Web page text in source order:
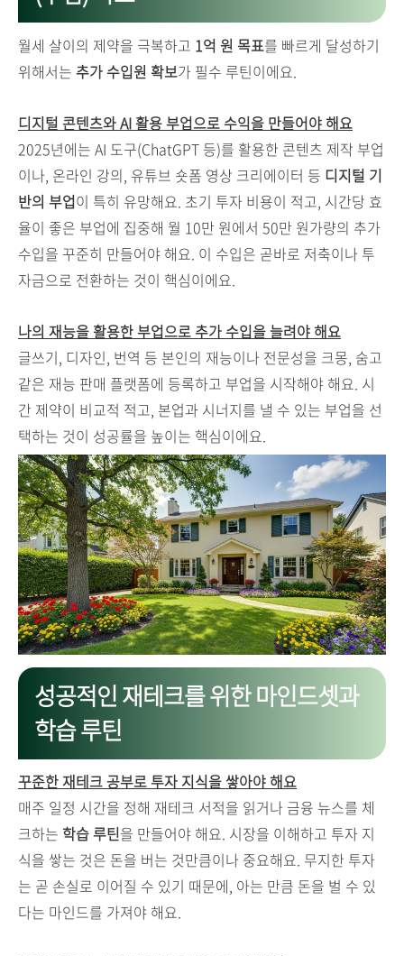
월세 살이의 제약을 극복하고 1억 원 목표를 빠르게 달성하기
위해서는 추가 수입원 확보가 필수 루틴이에요.
디지털 콘텐츠와 AI 활용 부업으로 수익을 만들어야 해요
2025년에는 AI 도구(ChatGPT 등)를 활용한 콘텐츠 제작 부업
이나, 온라인 강의, 유튜브 숏폼 영상 크리에이터 등 디지털 기
반의 부업이 특히 유망해요. 초기 투자 비용이 적고, 시간당 효
율이 좋은 부업에 집중해 월 10만 원에서 50만 원가량의 추가
수입을 꾸준히 만들어야 해요. 이 수입은 곧바로 저축이나 투
자금으로 전환하는 것이 핵심이에요.
나의 재능을 활용한 부업으로 추가 수입을 늘려야 해요
글쓰기, 디자인, 번역 등 본인의 재능이나 전문성을 크몽, 숨고
같은 재능 판매 플랫폼에 등록하고 부업을 시작해야 해요. 시
간 제약이 비교적 적고, 본업과 시너지를 낼 수 있는 부업을 선
택하는 것이 성공률을 높이는 핵심이에요.
성공적인 재테크를 위한 마인드셋과
학습 루틴
꾸준한 재테크 공부로 투자 지식을 쌓아야 해요
매주 일정 시간을 정해 재테크 서적을 읽거나 금융 뉴스를 체
크하는 학습 루틴을 만들어야 해요. 시장을 이해하고 투자 지
식을 쌓는 것은 돈을 버는 것만큼이나 중요해요. 무지한 투자
는 곧 손실로 이어질 수 있기 때문에, 아는 만큼 돈을 벌 수 있
다는 마인드를 가져야 해요.